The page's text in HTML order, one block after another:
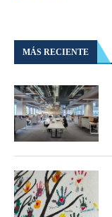
MÁS RECIENTE